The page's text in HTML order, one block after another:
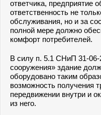
ответчика, предприятие
ответственность не
обслуживания, но и за
полной мере должно
комфорт потребителей.
В силу п. 5.1 СНиП 31-
сооружения» здание
оборудовано таким
возможность получения
передвижении внутри и
из него.